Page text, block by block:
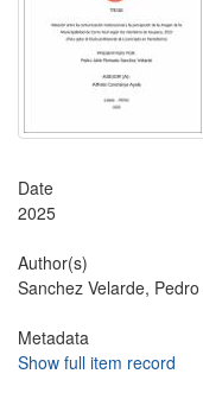
Date
2025
Author(s)
Sanchez Velarde,
Metadata
Show full item record